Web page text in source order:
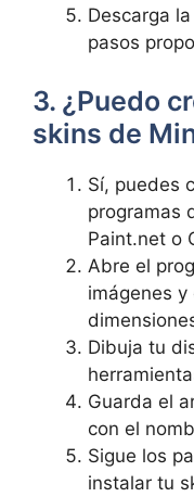
Descarga
pasos⁣
3. ¿Puedo
skins de
Sí, puedes
programas
Paint.net o
Abre el
imágenes ‍y
Dibuja tu
Guarda el‌
con el
Sigue los
instalar tu